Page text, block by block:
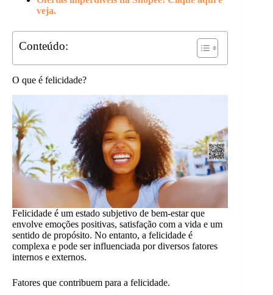
veja.
Conteúdo:
O que é felicidade?
Felicidade é um estado subjetivo de bem-estar que
envolve emoções positivas, satisfação com a vida e um
sentido de propósito. No entanto, a felicidade é
complexa e pode ser influenciada por diversos fatores
internos e externos.
Fatores que contribuem para a felicidade.